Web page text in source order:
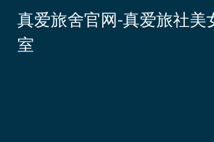
转
真爱旅舍官网-真爱旅社美
室